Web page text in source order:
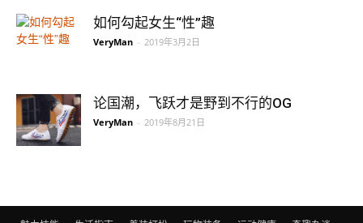
如何勾起女生“性”趣
VeryMan - 2019年3月2日
论国潮，飞跃才是野到不行的OG
VeryMan - 2019年8月21日